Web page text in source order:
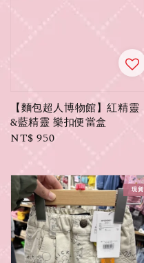
【麵包超人博物館】紅精靈
&藍精靈 樂扣便當盒
Regular
NT$ 950
現貨